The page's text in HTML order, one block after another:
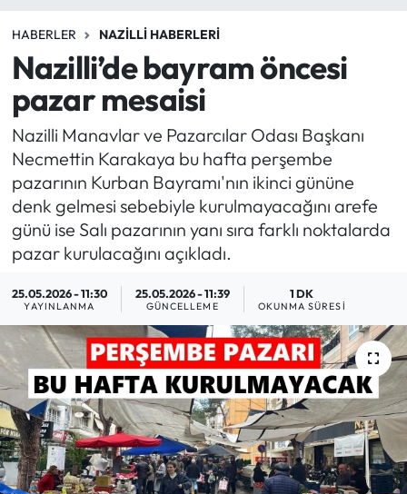
HABERLER NAZILLI HABERLERI
Nazilli’de bayram öncesi
pazar mesaisi
Nazilli Manavlar ve Pazarcılar Odası Başkanı
Necmettin Karakaya bu hafta perşembe
pazarının Kurban Bayramı'nın ikinci gününe
denk gelmesi sebebiyle kurulmayacağını arefe
günü ise Salı pazarının yanı sıra farklı noktalarda
pazar kurulacağını açıkladı.
25.05.2026 - 11:30
YAYINLANMA
25.05.2026 - 11:39
GÜNCELLEME
1 DK
OKUNMA SÜRESI
EĞİTİM
GÜNCEL
GÜNDEM
MAGAZİN
SPOR
TARIM
TURİZM
Süper Lig Puan Durumu ve Fikstür
Son Dakika Haberleri
Haber Arşivi